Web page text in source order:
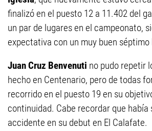
finalizó en el puesto 12 a 11.402 del
un par de lugares en el campeonato,
expectativa con un muy buen séptimo
Juan Cruz Benvenuti no pudo repetir
hecho en Centenario, pero de todas
recorrido en el puesto 19 en su
continuidad. Cabe recordar que había
accidente en su debut en El Calafate.